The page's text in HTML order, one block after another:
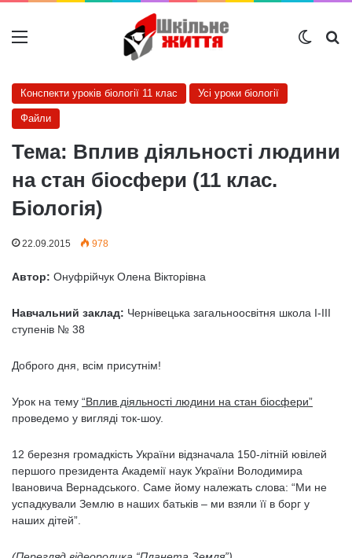
Меню
Конспекти уроків біології 11 клас Усі уроки біології
Файли
Тема: Вплив діяльності людини
на стан біосфери (11 клас.
Біологія)
22.09.2015 978
Автор: Онуфрійчук Олена Вікторівна
Навчальний заклад: Чернівецька загальноосвітня школа І-ІІІ
ступенів № 38
Доброго дня, всім присутнім!
Урок на тему “Вплив діяльності людини на стан біосфери”
проведемо у вигляді ток-шоу.
12 березня громадкість України відзначала 150-літній ювілей
першого президента Академії наук України Володимира
Івановича Вернадського. Саме йому належать слова: “Ми не
успадкували Землю в наших батьків – ми взяли її в борг у
наших дітей”.